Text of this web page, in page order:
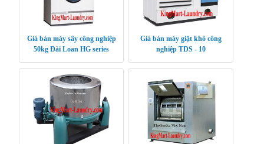
Giá bán máy sấy công nghiệp
50kg Đài Loan HG series
Giá bán máy giặt khô công
nghiệp TDS - 10